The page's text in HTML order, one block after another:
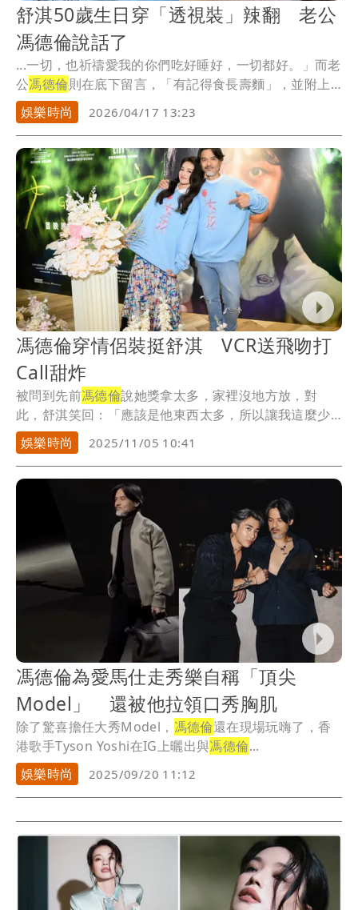
舒淇50歲生日穿「透視裝」辣翻 老公
馮德倫說話了
...一切，也祈禱愛我的你們吃好睡好，一切都好。」而老
公馮德倫則在底下留言，「有記得食長壽麵」，並附上
愛心...
娛樂時尚 2026/04/17 13:23
馮德倫穿情侶裝挺舒淇 VCR送飛吻打
Call甜炸
被問到先前馮德倫說她獎拿太多，家裡沒地方放，對
此，舒淇笑回：「應該是他東西太多，所以讓我這麼少
的獎項...
娛樂時尚 2025/11/05 10:41
馮德倫為愛馬仕走秀樂自稱「頂尖
Model」 還被他拉領口秀胸肌
除了驚喜擔任大秀Model， 馮德倫還在現場玩嗨了，香
港歌手Tyson Yoshi在IG上曬出與馮德倫...
娛樂時尚
2025/09/20 11:12